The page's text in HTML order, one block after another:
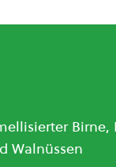
Birne,
Walnüssen